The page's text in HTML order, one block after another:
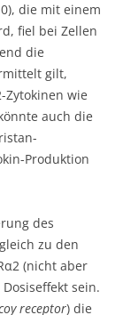
die mit einem
fiel bei Zellen
die
gilt,
Zytokinen wie
auch die
Produktion
des
zu den
(nicht aber
sein.
receptor) die